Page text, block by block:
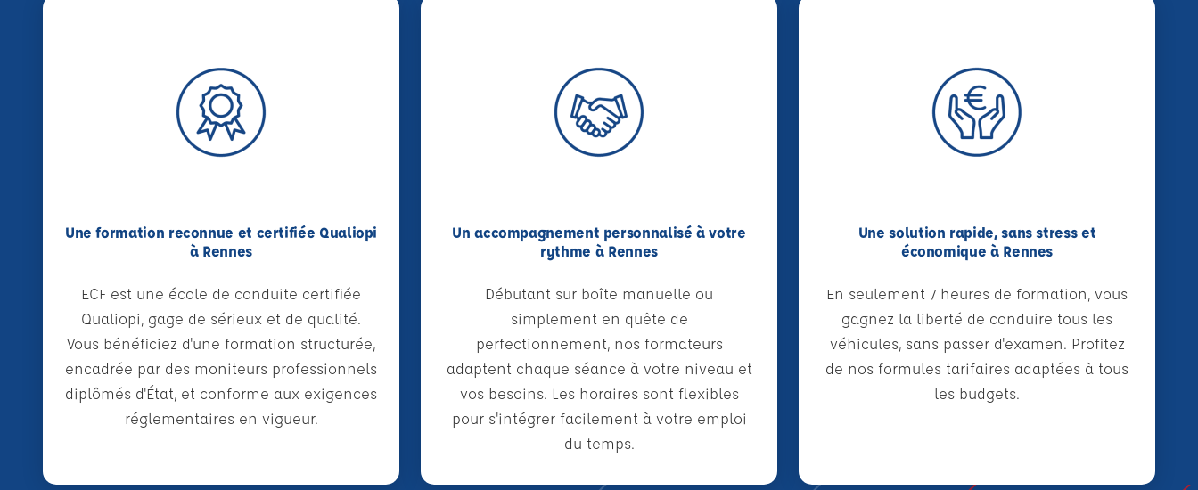
Une formation reconnue et certifiée Qualiopi
à Rennes
ECF est une école de conduite certifiée
Qualiopi, gage de sérieux et de qualité.
Vous bénéficiez d'une formation structurée,
encadrée par des moniteurs professionnels
diplômés d'État, et conforme aux exigences
réglementaires en vigueur.
Un accompagnement personnalisé à votre
rythme à Rennes
Débutant sur boîte manuelle ou
simplement en quête de
perfectionnement, nos formateurs
adaptent chaque séance à votre niveau et
vos besoins. Les horaires sont flexibles
pour s'intégrer facilement à votre emploi
du temps.
Une solution rapide, sans stress et
économique à Rennes
En seulement 7 heures de formation, vous
gagnez la liberté de conduire tous les
véhicules, sans passer d'examen. Profitez
de nos formules tarifaires adaptées à tous
les budgets.